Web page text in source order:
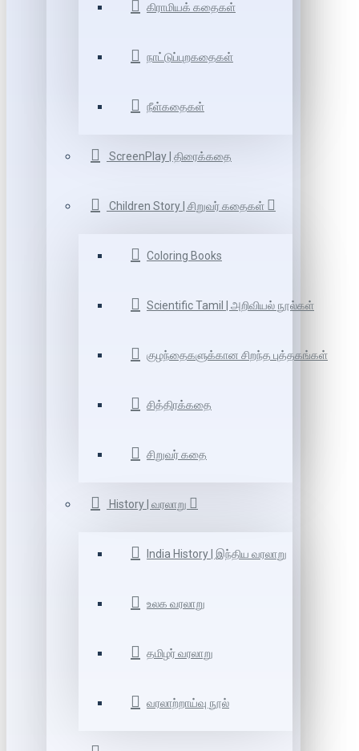
கிராமியக் கதைகள்
நாட்டுப்புறகதைகள்
நீள்கதைகள்
ScreenPlay | திரைக்கதை
Children Story | சிறுவர் கதைகள்
Coloring Books
Scientific Tamil | அறிவியல் நூல்கள்
குழந்தைகளுக்கான சிறந்த புத்தகங்கள்
சித்திரக்கதை
சிறுவர் கதை
History | வரலாறு
India History | இந்திய வரலாறு
உலக வரலாறு
தமிழர் வரலாறு
வரலாற்றாய்வு நூல்